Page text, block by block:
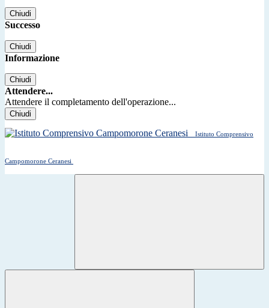
Chiudi
Successo
Chiudi
Informazione
Chiudi
Attendere...
Attendere il completamento dell'operazione...
Chiudi
Istituto Comprensivo
Campomorone Ceranesi